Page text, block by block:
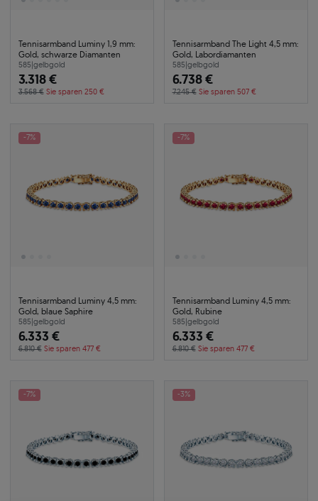
Tennisarmband Luminy 1,9 mm:
Gold, schwarze Diamanten
585|gelbgold
3.318 €
3.568 € Sie sparen 250 €
Tennisarmband The Light 4,5 mm:
Gold, Labordiamanten
585|gelbgold
6.738 €
7.245 € Sie sparen 507 €
-7%
Tennisarmband Luminy 4,5 mm:
Gold, blaue Saphire
585|gelbgold
6.333 €
6.810 € Sie sparen 477 €
-7%
Tennisarmband Luminy 4,5 mm:
Gold, Rubine
585|gelbgold
6.333 €
6.810 € Sie sparen 477 €
-7% -3%